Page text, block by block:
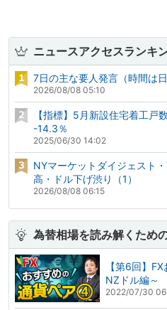
ニュースアクセスランキ
7日の主な要人発言（時間は日
2026/08/08 05:10
【指標】5月新設住宅着工
-14.3％
2025/06/30 14:02
NYマーケットダイジェスト
高・ドル下げ渋り（1）
2026/08/08 06:15
為替相場を読み解くため
【第6回】
NZドル編
2022/07/30